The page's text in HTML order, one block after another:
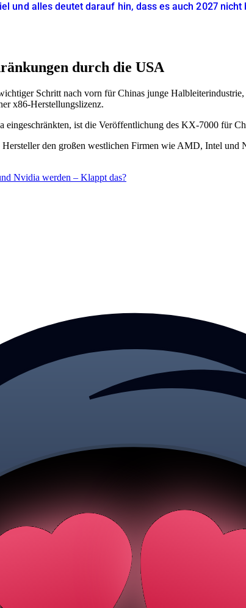
und alles deutet darauf hin, dass es auch 2027 nicht
durch die USA
Schritt nach vorn für Chinas junge
x86-Herstellungslizenz.
ist die Veröffentlichung des KX-7000 für
Hersteller den großen westlichen Firmen wie AMD, Intel
Nvidia werden – Klappt das?